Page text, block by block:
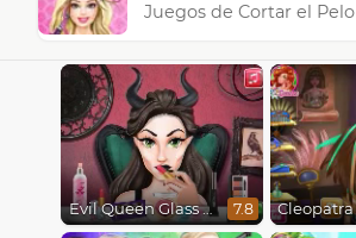
Juegos de Cortar el Pelo
Evil Queen Glass Skin Routine #Influencer 7.8